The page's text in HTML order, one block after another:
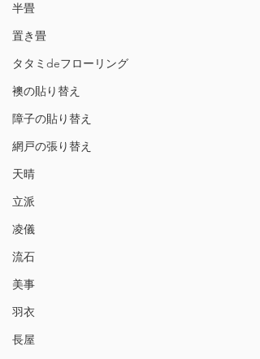
半畳
置き畳
タタミdeフローリング
襖の貼り替え
障子の貼り替え
網戸の張り替え
天晴
立派
凌儀
流石
美事
羽衣
長屋